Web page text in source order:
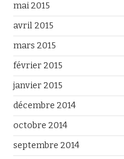
mai 2015
avril 2015
mars 2015
février 2015
janvier 2015
décembre 2014
octobre 2014
septembre 2014